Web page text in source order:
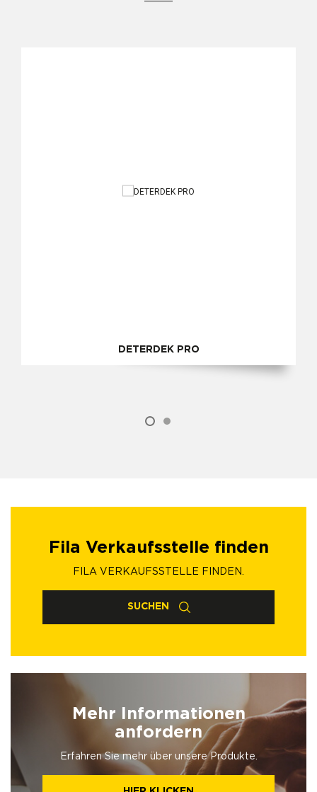
DETERDEK PRO
Fila Verkaufsstelle finden
FILA VERKAUFSSTELLE FINDEN.
SUCHEN
Mehr Informationen
anfordern
Erfahren Sie mehr über unsere Produkte.